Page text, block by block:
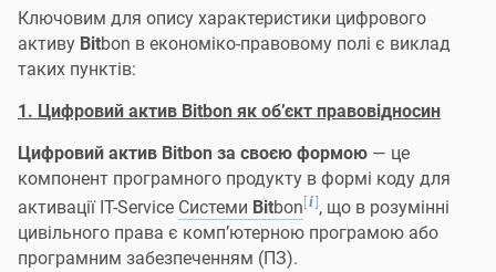
Ключовим для опису характеристики цифрового
активу Bitbon в економіко-правовому полі є виклад
таких пунктів:
1. Цифровий актив Bitbon як об’єкт правовідносин
Цифровий актив Bitbon за своєю формою — це
компонент програмного продукту в формі коду для
активації IT-Service Системи Bitbon[i], що в розумінні
цивільного права є комп’ютерною програмою або
програмним забезпеченням (ПЗ).